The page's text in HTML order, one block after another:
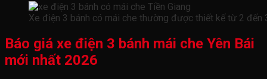
Xe điện 3 bánh có mái che thường được thiết kế từ 2
Báo giá xe điện 3 bánh mái che Yên Bái
mới nhất 2026